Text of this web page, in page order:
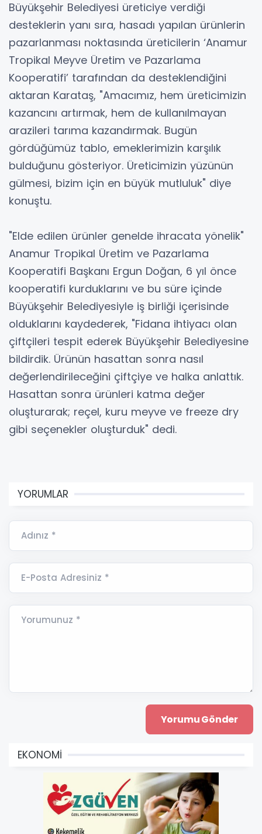
Büyükşehir Belediyesi üreticiye verdiği
desteklerin yanı sıra, hasadı yapılan ürünlerin
pazarlanması noktasında üreticilerin ‘Anamur
Tropikal Meyve Üretim ve Pazarlama
Kooperatifi’ tarafından da desteklendiğini
aktaran Karataş, "Amacımız, hem üreticimizin
kazancını artırmak, hem de kullanılmayan
arazileri tarıma kazandırmak. Bugün
gördüğümüz tablo, emeklerimizin karşılık
bulduğunu gösteriyor. Üreticimizin yüzünün
gülmesi, bizim için en büyük mutluluk" diye
konuştu.
"Elde edilen ürünler genelde ihracata yönelik"
Anamur Tropikal Üretim ve Pazarlama
Kooperatifi Başkanı Ergun Doğan, 6 yıl önce
kooperatifi kurduklarını ve bu süre içinde
Büyükşehir Belediyesiyle iş birliği içerisinde
olduklarını kaydederek, "Fidana ihtiyacı olan
çiftçileri tespit ederek Büyükşehir Belediyesine
bildirdik. Ürünün hasattan sonra nasıl
değerlendirileceğini çiftçiye ve halka anlattık.
Hasattan sonra ürünleri katma değer
oluşturarak; reçel, kuru meyve ve freeze dry
gibi seçenekler oluşturduk" dedi.
YORUMLAR
Adınız *
E-Posta Adresiniz *
Yorumunuz *
EKONOMİ